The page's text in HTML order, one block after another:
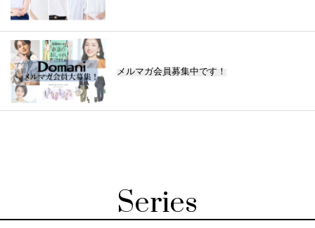
メルマガ会員募集中です！
Series